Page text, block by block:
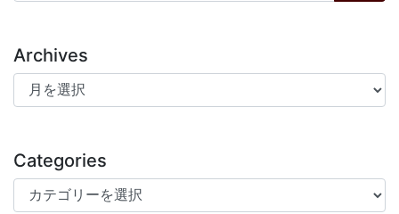
Archives
Archives
Categories
Categories